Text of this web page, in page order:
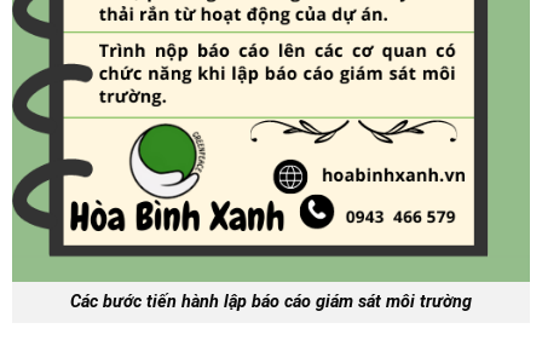
Các bước tiến hành lập báo cáo giám sát môi trường